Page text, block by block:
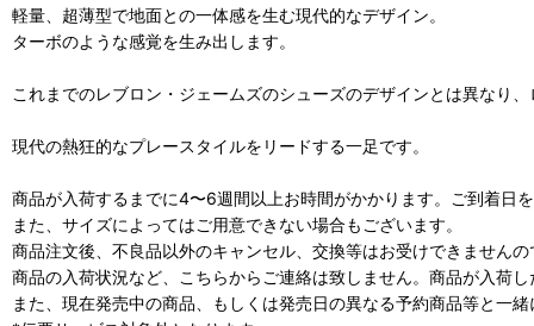
軽量、超薄型で地面との一体感を生む現代的なデザイン。
ターボのような感覚を生み出します。
これまでのレブロン・ジェームズのシューズのデザインとは異なり
現代の熱狂的なプレースタイルをリードする一足です。
商品が入荷するまでに4〜6週間以上お時間がかかります。ご到着日
また、サイズによってはご用意できない場合もございます。
商品注文後、不良品以外のキャンセル、交換等はお受けできません
商品の入荷状況など、こちらからご連絡は致しません。商品が入荷
また、現在発売中の商品、もしくは発売日の異なる予約商品等と一